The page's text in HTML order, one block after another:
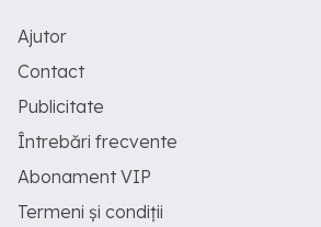
Ajutor
Contact
Publicitate
Întrebări frecvente
Abonament VIP
Termeni și condiții